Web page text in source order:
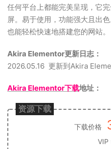
任何平台上都能完美呈现，它
屏。易于使用，功能强大且出
也能轻松快速地搭建您的网站。
Akira Elementor更新日志：
2026.05.16 更新到Akira
Akira Elementor下载地址：
资源下载
下载价格
VIP